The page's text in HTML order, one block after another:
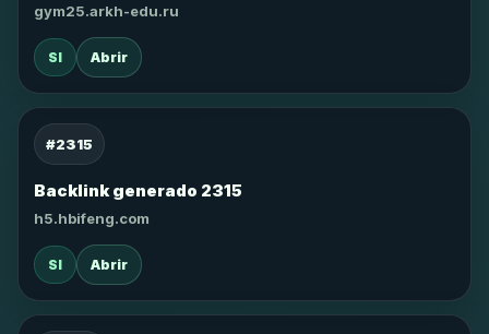
gym25.arkh-edu.ru
SI Abrir
#2315
Backlink generado 2315
h5.hbifeng.com
SI Abrir